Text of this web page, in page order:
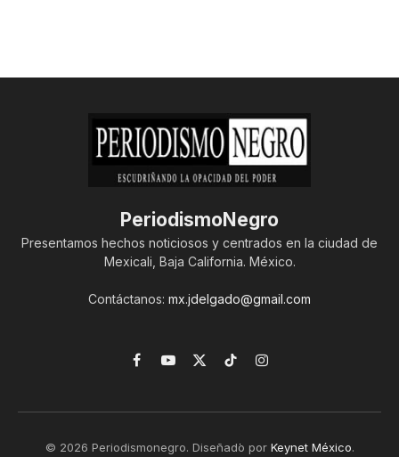
PeriodismoNegro
Presentamos hechos noticiosos y centrados en la ciudad de
Mexicali, Baja California. México.
Contáctanos: mx.jdelgado@gmail.com
Facebook
YouTube
X
TikTokInstagram
© 2026 Periodismonegro. Diseñado por Keynet México.